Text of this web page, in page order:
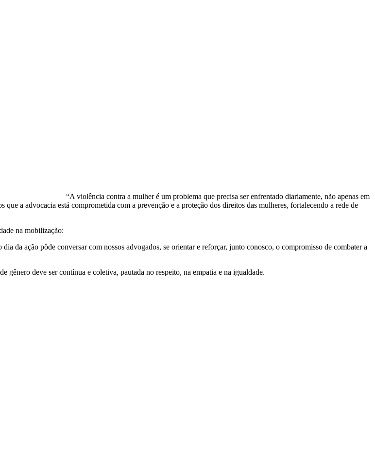
“A violência contra a mulher é um problema que precisa ser enfrentado diariamente, não apenas em
a advocacia está comprometida com a prevenção e a proteção dos direitos das mulheres, fortalecendo a rede de
na mobilização:
da ação pôde conversar com nossos advogados, se orientar e reforçar, junto conosco, o compromisso de combater a
deve ser contínua e coletiva, pautada no respeito, na empatia e na igualdade.